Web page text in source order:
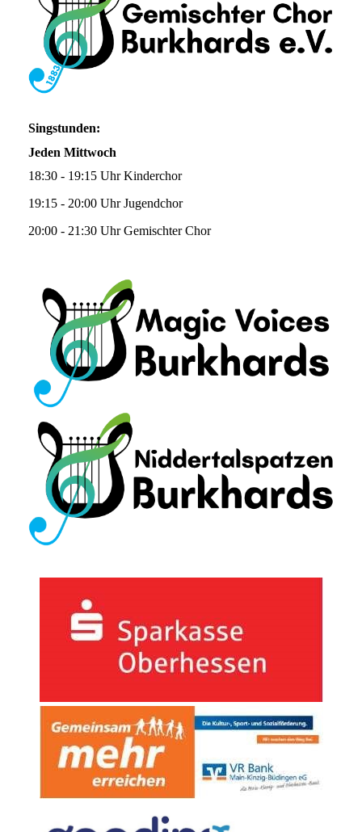
Singstunden:
Jeden Mittwoch
18:30 - 19:15 Uhr Kinderchor
19:15 - 20:00 Uhr Jugendchor
20:00 - 21:30 Uhr Gemischter Chor